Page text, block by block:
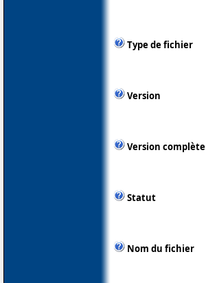
Type de fichier
Version
Version complète
Statut
Nom du fichier